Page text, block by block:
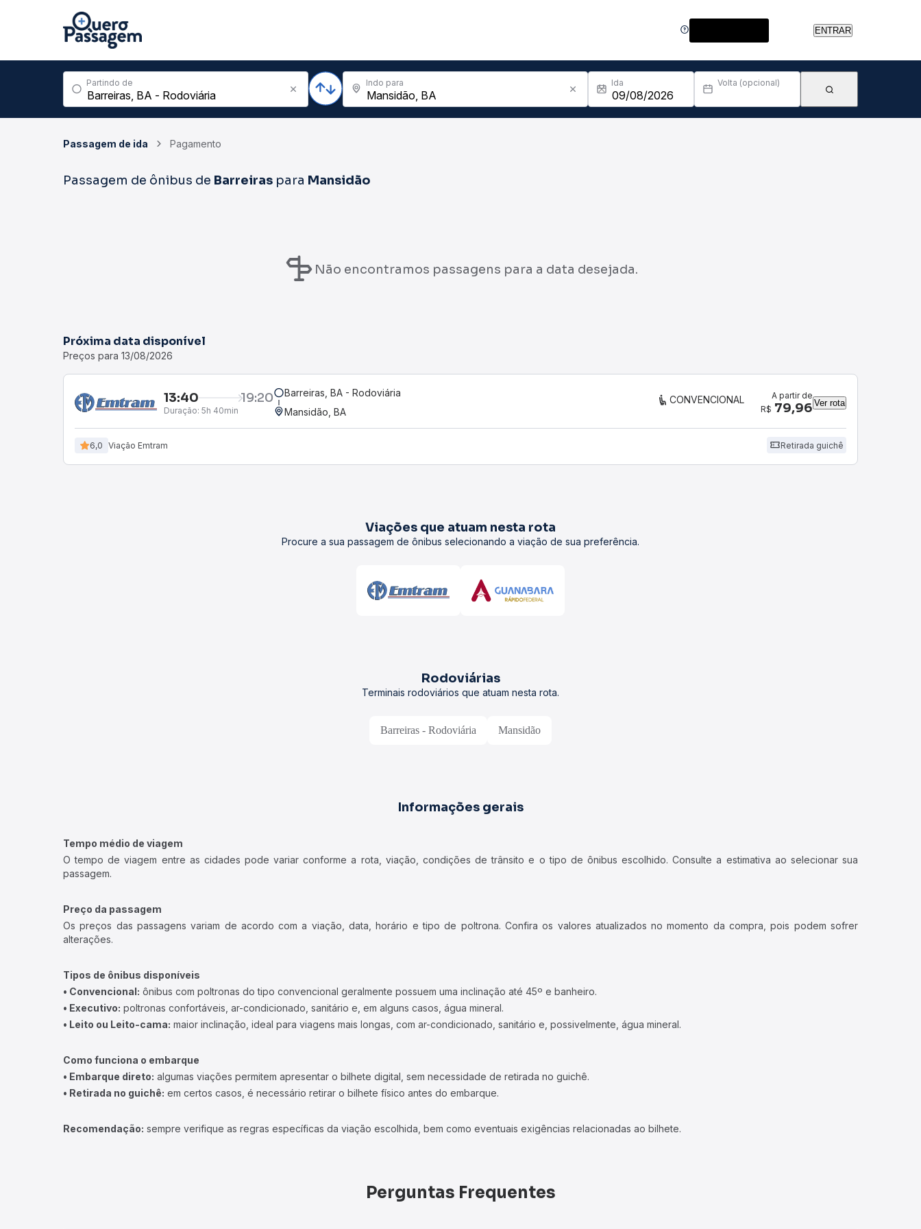
ENTRAR
Partindo de Indo para Ida Volta (opcional)
Passagem de ida Pagamento
Passagem de ônibus de Barreiras para Mansidão
Não encontramos passagens para a data desejada.
Próxima data disponível
Preços para 13/08/2026
13:40 19:20
Duração: 5h 40min
Barreiras, BA - Rodoviária
Mansidão, BA
CONVENCIONAL
A partir de
R$ 79,96 Ver rota
6,0 Viação Emtram Retirada guichê
Viações que atuam nesta rota
Procure a sua passagem de ônibus selecionando a viação de sua preferência.
Rodoviárias
Terminais rodoviários que atuam nesta rota.
Barreiras - Rodoviária Mansidão
Informações gerais
Tempo médio de viagem
O tempo de viagem entre as cidades pode variar conforme a rota, viação, condições de trânsito e o tipo de ônibus escolhido. Consulte a estimativa ao selecionar sua
passagem.
Preço da passagem
Os preços das passagens variam de acordo com a viação, data, horário e tipo de poltrona. Confira os valores atualizados no momento da compra, pois podem sofrer
alterações.
Tipos de ônibus disponíveis
• Convencional: ônibus com poltronas do tipo convencional geralmente possuem uma inclinação até 45º e banheiro.
• Executivo: poltronas confortáveis, ar-condicionado, sanitário e, em alguns casos, água mineral.
• Leito ou Leito-cama: maior inclinação, ideal para viagens mais longas, com ar-condicionado, sanitário e, possivelmente, água mineral.
Como funciona o embarque
• Embarque direto: algumas viações permitem apresentar o bilhete digital, sem necessidade de retirada no guichê.
• Retirada no guichê: em certos casos, é necessário retirar o bilhete físico antes do embarque.
Recomendação: sempre verifique as regras específicas da viação escolhida, bem como eventuais exigências relacionadas ao bilhete.
Perguntas Frequentes